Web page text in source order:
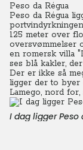
Peso da Régua
Peso da Régua
125 meter over
oversvømmelser
en romersk villa
ses blå kakler,
Der er ikke så
ligger der to byer
Lamego, nord
I dag ligger